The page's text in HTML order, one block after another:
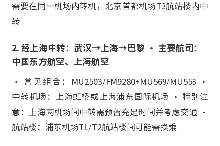
需要在同一机场内转机，北京首都机场T3航站楼内中
转
2. 经上海中转：武汉→上海→巴黎 • 主要航司：
中国东方航空、上海航空
• 常见组合：MU2503/FM9280+MU569/MU553 •
中转机场：上海虹桥或上海浦东国际机场 • 特别注
意：上海两机场间中转需预留充足时间并考虑交通 •
航站楼：浦东机场T1/T2航站楼间可能需换乘